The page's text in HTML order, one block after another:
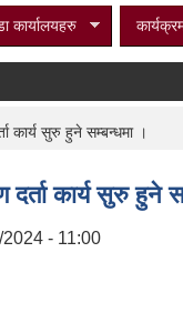
कार्यालयहरु
कार्य सुरु हुने सम्बन्धमा ।
दर्ता कार्य सुरु हुने
- 11:00